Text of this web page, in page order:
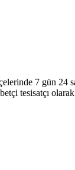
7 gün 24
tesisatçı